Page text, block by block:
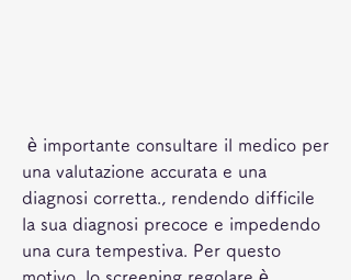
una valutazione accurata e una
diagnosi corretta., rendendo difficile
la sua diagnosi precoce e impedendo
una cura tempestiva. Per questo
motivo, lo screening regolare è